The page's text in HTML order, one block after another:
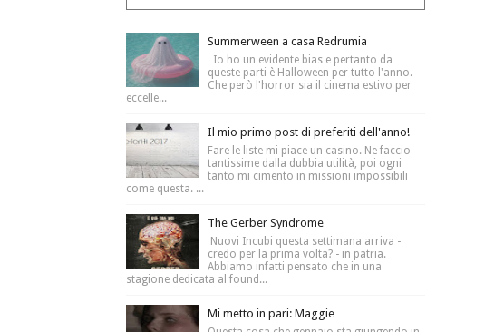
Summerween a casa Redrumia
Io ho un evidente bias e pertanto da
queste parti è Halloween per tutto l'anno.
Che però l'horror sia il cinema estivo per
eccelle...
Il mio primo post di preferiti dell'anno!
Fare le liste mi piace un casino. Ne faccio
tantissime dalla dubbia utilità, poi ogni
tanto mi cimento in missioni impossibili
come questa. ...
The Gerber Syndrome
Nuovi Incubi questa settimana arriva -
credo per la prima volta? - in patria.
Abbiamo infatti pensato che in una
stagione dedicata al found...
Mi metto in pari: Maggie